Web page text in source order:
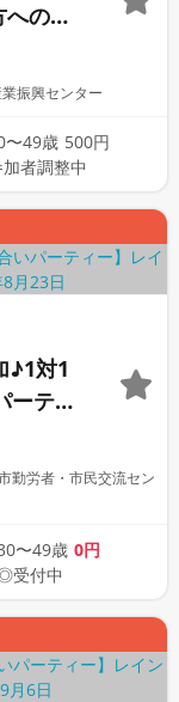
の婚
振興センター
〜49歳 500円
者調整中
♪1対1
ーティ
勤労者・市民交流セン
〜49歳 0円
受付中